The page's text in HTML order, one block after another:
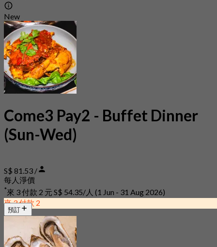
New
Come3 Pay2 - Buffet Dinner
(Sun-Wed)
S$ 81.53 /
每人淨價
*來 3 付款 2 元 S$ 54.35/人 (1 Jun - 31 Aug 2026)
來 3 付款 2
預訂